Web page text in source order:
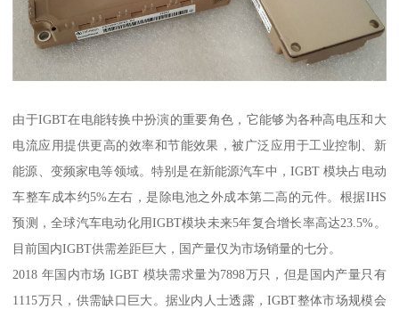
由于IGBT在电能转换中扮演的重要角色，它能够为各种高电压和大
电流应用提供更高的效率和节能效果，被广泛应用于工业控制、新
能源、变频家电等领域。特别是在新能源汽车中，IGBT 模块占电动
车整车成本约5%左右，是除电池之外成本第二高的元件。根据IHS
预测，全球汽车电动化用IGBT模块未来5年复合增长率高达23.5%。
目前国内IGBT供需差距巨大，国产量仅为市场销量的七分。
2018 年国内市场 IGBT 模块需求量为7898万只，但是国内产量只有
1115万只，供需缺口巨大。据业内人士透露，IGBT整体市场规模会